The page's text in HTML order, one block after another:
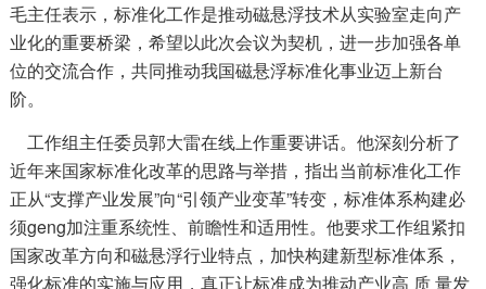
毛主任表示，标准化工作是推动磁悬浮技术从实验室走向产
业化的重要桥梁，希望以此次会议为契机，进一步加强各单
位的交流合作，共同推动我国磁悬浮标准化事业迈上新台
阶。
工作组主任委员郭大雷在线上作重要讲话。他深刻分析了
近年来国家标准化改革的思路与举措，指出当前标准化工作
正从“支撑产业发展”向“引领产业变革”转变，标准体系构建必
须geng加注重系统性、前瞻性和适用性。他要求工作组紧扣
国家改革方向和磁悬浮行业特点，加快构建新型标准体系，
强化标准的实施与应用，真正让标准成为推动产业高 质 量发